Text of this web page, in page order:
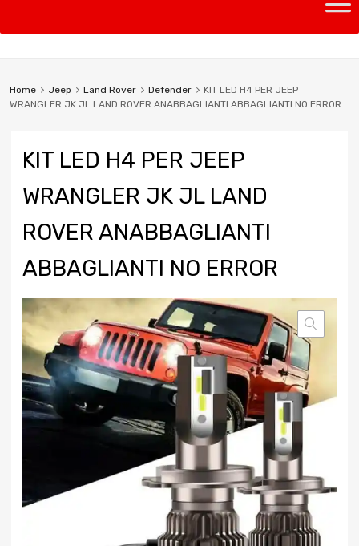
Home Jeep Land Rover Defender
KIT LED H4 PER JEEP
WRANGLER JK JL LAND ROVER ANABBAGLIANTI ABBAGLIANTI NO ERROR
KIT LED H4 PER JEEP
WRANGLER JK JL LAND
ROVER ANABBAGLIANTI
ABBAGLIANTI NO ERROR